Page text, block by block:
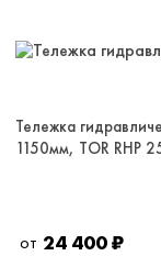
Тележка
1150мм, TOR RHP
24 400 ₽